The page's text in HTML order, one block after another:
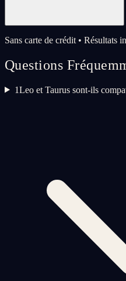
Sans carte de crédit • Résultats
Questions
1Leo et Taurus sont-ils